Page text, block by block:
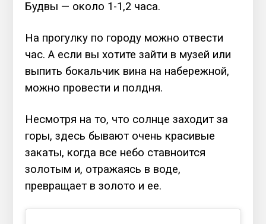
Будвы — около 1-1,2 часа.
На прогулку по городу можно отвести
час. А если вы хотите зайти в музей или
выпить бокальчик вина на набережной,
можно провести и полдня.
Несмотря на то, что солнце заходит за
горы, здесь бывают очень красивые
закаты, когда все небо ставноится
золотым и, отражаясь в воде,
превращает в золото и ее.